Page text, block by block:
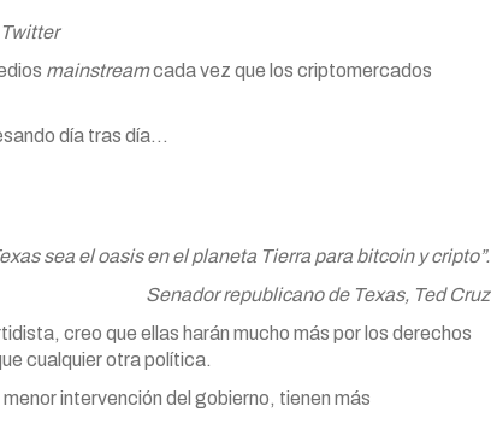
mainstreamcada vez que los criptomercados
día tras día…
sea el oasis en el planeta Tierra para bitcoin y cripto”.
Senador republicano de Texas, Ted Cruz
creo que ellas harán mucho más por los derechos
cualquier otra política.
intervención del gobierno, tienen más